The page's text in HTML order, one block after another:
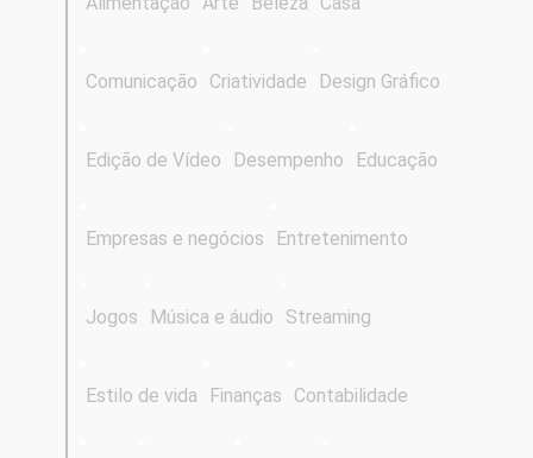
Comunicação Criatividade Design Gráfico
Edição de Vídeo Desempenho Educação
Empresas e negócios Entretenimento
Jogos Música e áudio Streaming
Estilo de vida Finanças Contabilidade